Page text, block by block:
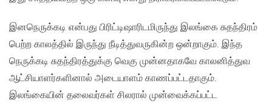
இனநெருக்கடி என்பது பிரிட்டிஷாரிடமிருந்து இலங்கை சுதந்திரம்
பெற்ற காலத்தில் இருந்து நீடித்துவருகின்ற ஒன்றாகும். இந்த
நெருக்கடி சுதந்திரத்துக்கு வெகு முன்னதாகவே காலனித்துவ
ஆட்சியாளர்களினால் அடையாளம் காணப்பட்டதாகும்.
இலங்கையின் தலைவர்கள் சிலரால் முன்வைக்கப்பட்ட